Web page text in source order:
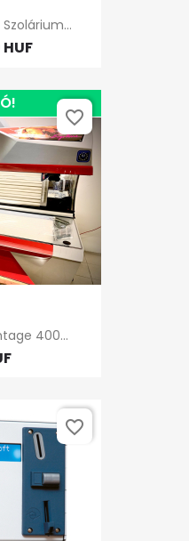
400...
favorite_border
favorite_border